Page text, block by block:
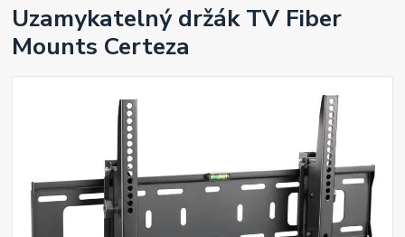
Uzamykatelný držák TV Fiber
Mounts Certeza